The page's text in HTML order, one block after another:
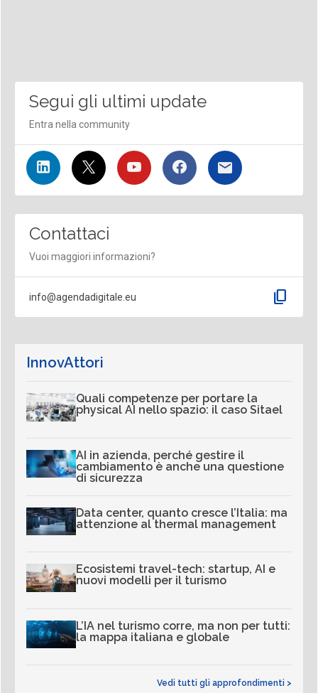
Segui gli ultimi update
Entra nella community
Contattaci
Vuoi maggiori informazioni?
info@agendadigitale.eu content_copy
InnovAttori
Quali competenze per portare la
physical AI nello spazio: il caso Sitael
AI in azienda, perché gestire il
cambiamento è anche una questione
di sicurezza
Data center, quanto cresce l’Italia: ma
attenzione al thermal management
Ecosistemi travel-tech: startup, AI e
nuovi modelli per il turismo
L’IA nel turismo corre, ma non per tutti:
la mappa italiana e globale
Vedi tutti gli approfondimenti >